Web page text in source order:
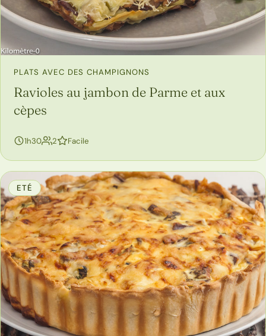
PLATS AVEC DES CHAMPIGNONS
Ravioles au jambon de Parme et aux
cèpes
1h30 2personnes
Facile
ETÉ